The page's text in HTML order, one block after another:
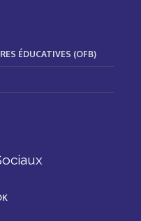
ÉDUCATIVES (OFB)